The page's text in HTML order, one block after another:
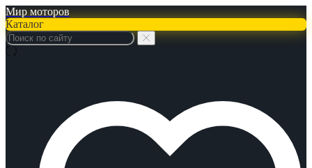
Мир моторов
Каталог